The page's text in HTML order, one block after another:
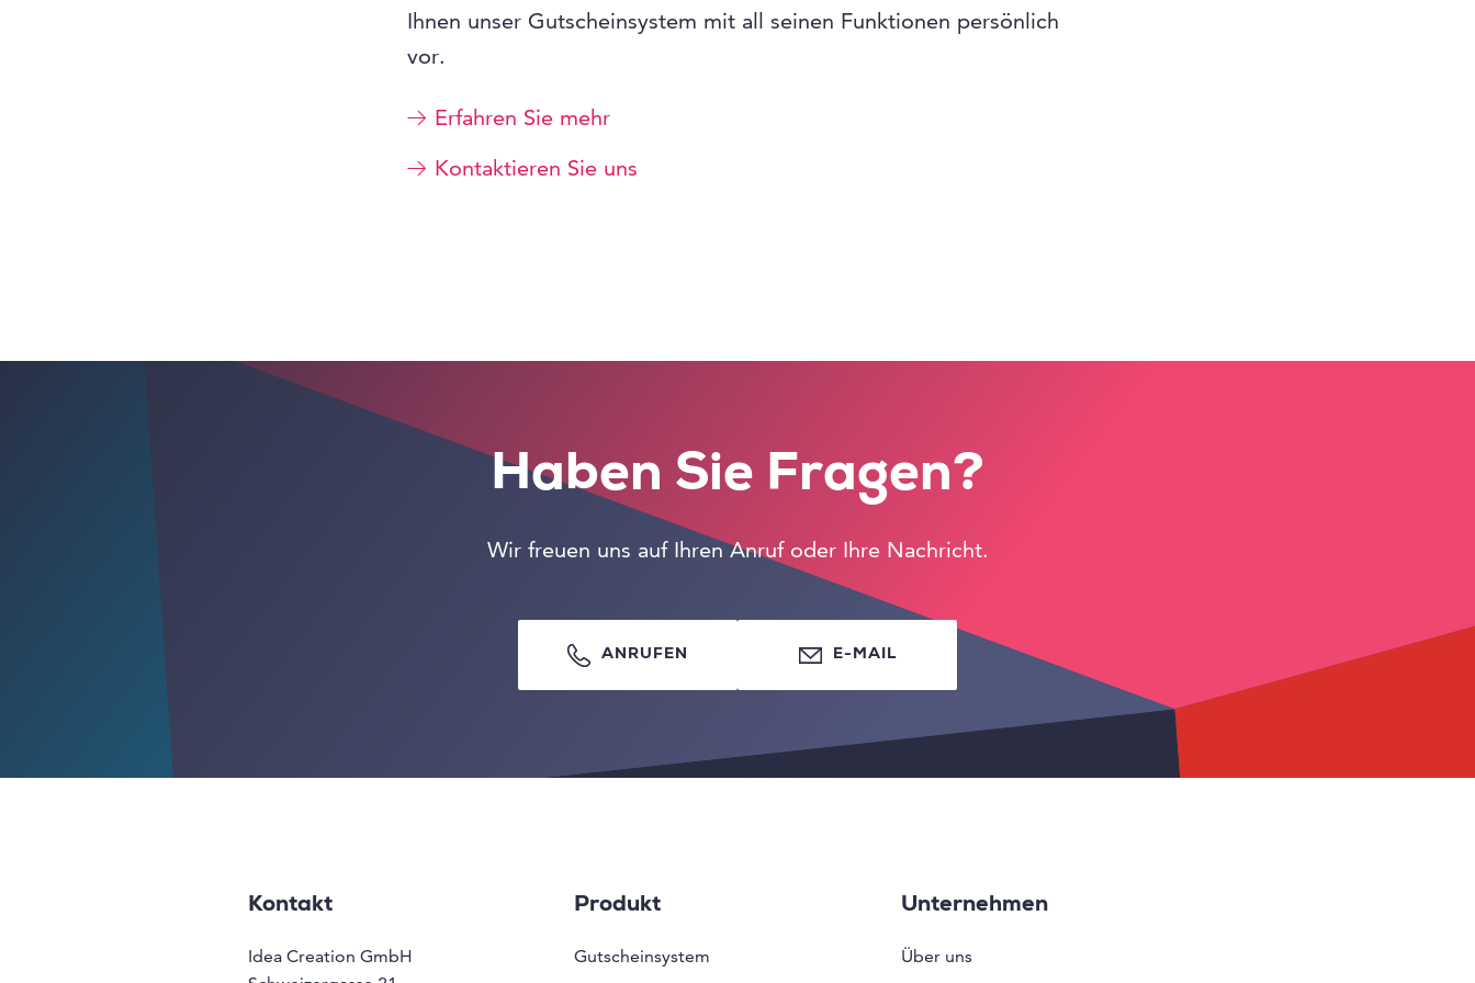
Ihnen unser Gutscheinsystem mit all seinen Funktionen persönlich
vor.
Erfahren Sie mehr
Kontaktieren Sie uns
Haben Sie Fragen?
Wir freuen uns auf Ihren Anruf oder Ihre Nachricht.
ANRUFEN E-MAIL
Kontakt
Idea Creation GmbH
Produkt
Gutscheinsystem
Unternehmen
Über uns